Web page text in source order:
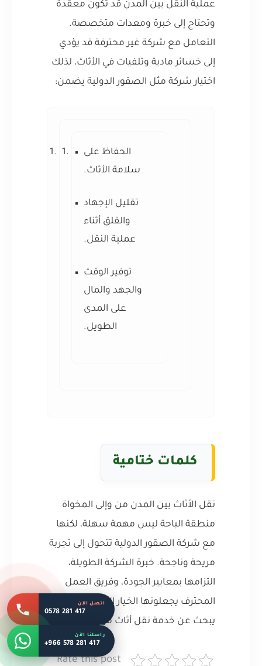
عملية النقل بين المدن قد تكون معقدة
وتحتاج إلى خبرة ومعدات متخصصة.
التعامل مع شركة غير محترفة قد يؤدي
إلى خسائر مادية وتلفيات في الأثاث، لذلك
اختيار شركة مثل الصقور الدولية يضمن:
الحفاظ على
سلامة الأثاث.
تقليل الإجهاد
والقلق أثناء
عملية النقل.
توفير الوقت
والجهد والمال
على المدى
الطويل.
كلمات ختامية
نقل الأثاث بين المدن من وإلى المخواة
منطقة الباحة ليس مهمة سهلة، لكنها
مع شركة الصقور الدولية تتحول إلى تجربة
مريحة وناجحة. خبرة الشركة الطويلة،
التزامها بمعايير الجودة، وفريق العمل
المحترف يجعلونها الخيار الأول لكل من
يبحث عن خدمة نقل أثاث موثوقة وآمنة.
Rate this post
اتصل الآن
0578 281 417
راسلنا الآن
+966 578 281 417